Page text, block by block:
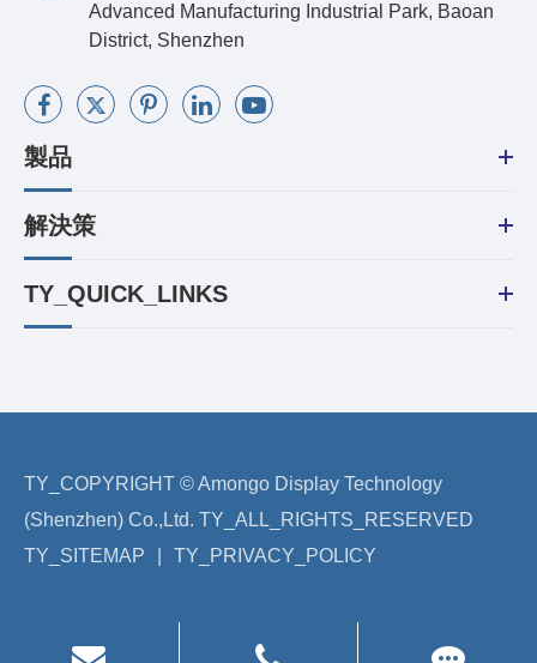
Advanced Manufacturing Industrial Park, Baoan
District, Shenzhen
製品
解決策
TY_QUICK_LINKS
TY_COPYRIGHT ©Amongo Display Technology
(Shenzhen) Co.,Ltd. TY_ALL_RIGHTS_RESERVED
TY_SITEMAP
TY_PRIVACY_POLICY